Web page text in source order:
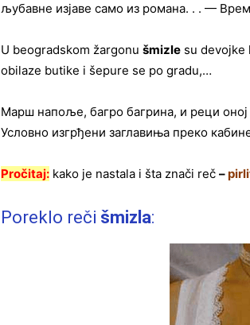
љубавне изјаве само из романа. . . —
U beogradskom žargonu šmizle su devojke
obilaze butike i šepure se po gradu,…
Марш напоље, багро багрина, и реци оној
Условно изгрђени заглавиња преко
Pročitaj: kako je nastala i šta znači reč –
Poreklo reči šmizla: